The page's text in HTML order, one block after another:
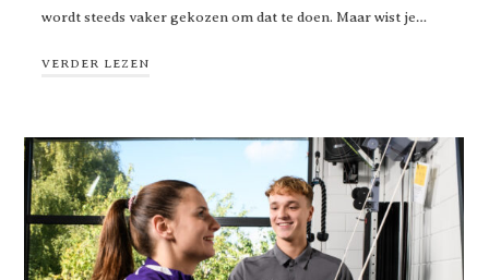
wordt steeds vaker gekozen om dat te doen. Maar wist je…
VERDER LEZEN